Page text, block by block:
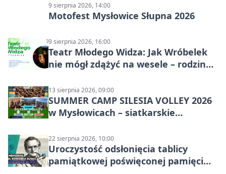
9 sierpnia 2026, 14:00
Motofest Mysłowice Słupna 2026
9 sierpnia 2026, 16:00
Teatr Młodego Widza: Jak Wróbelek
nie mógł zdążyć na wesele – rodzinny
13 sierpnia 2026, 09:00
SUMMER CAMP SILESIA VOLLEY 2026
w Mysłowicach – siatkarskie
22 sierpnia 2026, 10:00
Uroczystość odsłonięcia tablicy
pamiątkowej poświęconej pamięci